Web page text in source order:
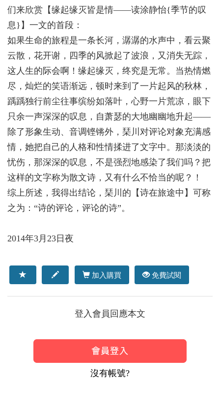
们来欣赏【缘起缘灭皆是情——读涂静怡{季节的叹
息}】一文的首段：
如果生命的旅程是一条长河，潺潺的水声中，看云聚
云散，花开谢，四季的风掀起了波浪，又消失无踪，
这人生的际会啊！缘起缘灭，终究是无常。当热情燃
尽，灿烂的笑语渐远，顿时来到了一片起风的秋林，
踽踽独行前尘往事缤纷如落叶，心野一片荒凉，眼下
只余一声深深的叹息，自萧瑟的大地幽幽地升起——
除了形象生动、音调铿锵外，琹川对评论对象充满感
情，她把自己的人格和性情揉进了文字中。那淡淡的
忧伤，那深深的叹息，不是强烈地感染了我们吗？把
这样的文字称为散文诗，又有什么不恰当的呢？！
综上所述，我得出结论，琹川的【诗在旅途中】可称
之为：“诗的评论，评论的诗”。
2014年3月23日夜
加入購買 免費試閱
登入會員回應本文
沒有帳號?